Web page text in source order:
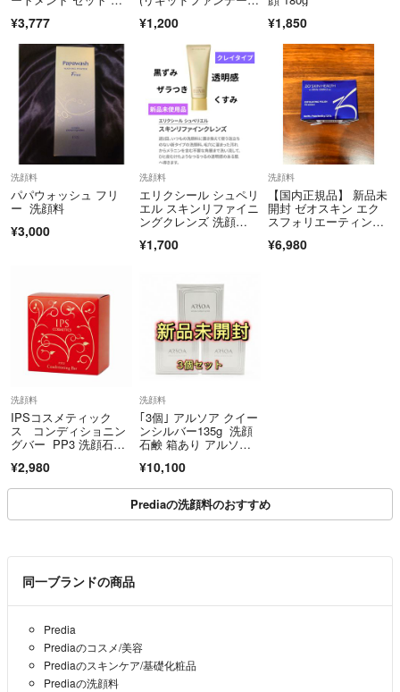
¥3,777 ¥1,200 ¥1,850
洗顔料
パパウォッシュ フリ
ー 洗顔料
¥3,000
洗顔料
エリクシール シュペリ
エル スキンリファイニ
ングクレンズ 洗顔
き 黒ずみ 透明感 クレ
¥1,700
洗顔料
【国内正規品】 新品未
開封 ゼオスキン エク
スフォリエーティン
¥6,980
洗顔料
IPSコスメティック
ス コンディショニン
グバー PP3 洗顔石
¥2,980
洗顔料
｢3個｣ アルソア クイー
ンシルバー135g 洗顔
石鹸 箱あり アルソア
ーム 匿名発送 即日発
送
¥10,100
Prediaの洗顔料のおすすめ
同一ブランドの商品
Predia
Prediaのコスメ/美容
Prediaのスキンケア/基礎化粧品
Prediaの洗顔料